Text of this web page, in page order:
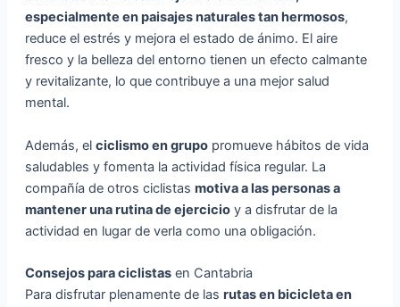
especialmente en paisajes naturales tan hermosos,
reduce el estrés y mejora el estado de ánimo. El aire
fresco y la belleza del entorno tienen un efecto calmante
y revitalizante, lo que contribuye a una mejor salud
mental.
Además, el ciclismo en grupopromueve hábitos de vida
saludables y fomenta la actividad física regular. La
compañía de otros ciclistas motiva a las personas a
mantener una rutina de ejercicioy a disfrutar de la
actividad en lugar de verla como una obligación.
Consejos para ciclistasen Cantabria
Para disfrutar plenamente de las rutas en bicicleta en